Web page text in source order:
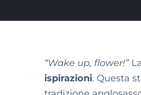
“Wake up, flower!”La
ispirazioni. Questa